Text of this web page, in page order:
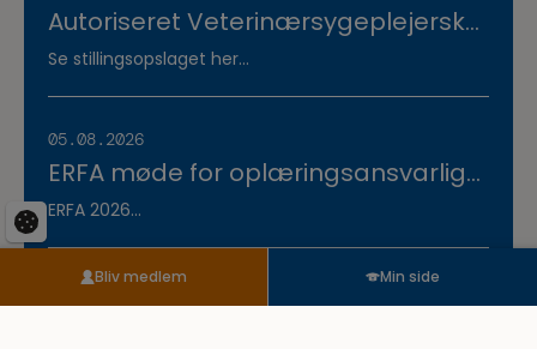
Autoriseret Veterinærsygeplejerske
søges til fuldtidsstilling hos
Se stillingsopslaget her...
05.08.2026
ERFA møde for oplæringsansvarlige
på veterinærsygeplejerske
Se invitationen herunder.
ERFA 2026...
03.08.2026
Bliv medlem Min side